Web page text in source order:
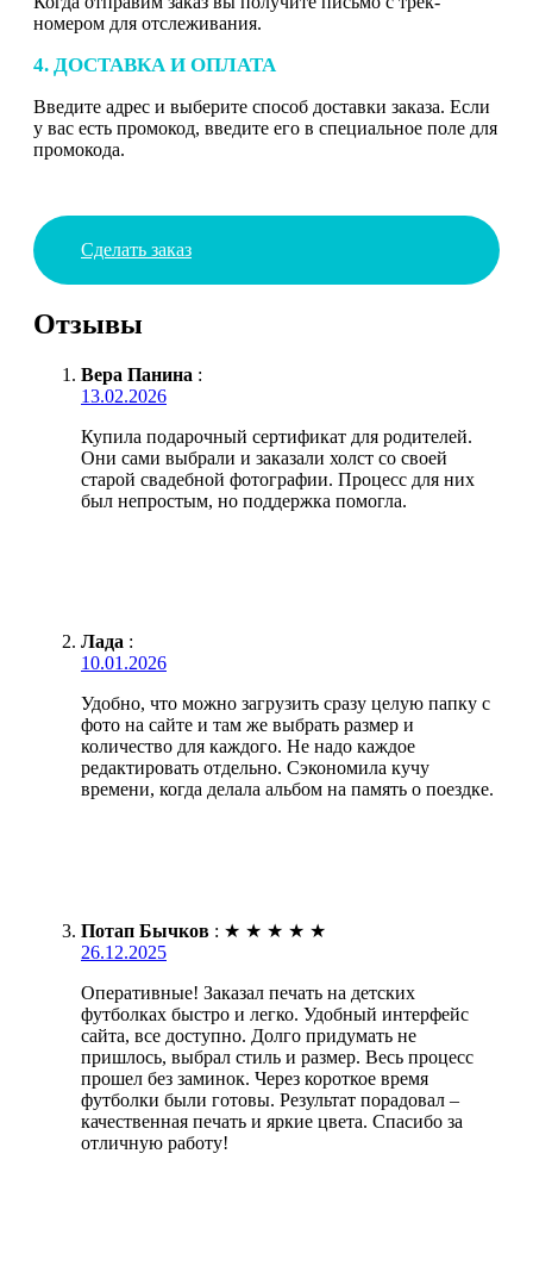
номером для отслеживания.
4. ДОСТАВКА И ОПЛАТА
Введите адрес и выберите способ доставки заказа. Если
у вас есть промокод, введите его в специальное поле для
промокода.
Сделать заказ
Отзывы
Вера Панина :
13.02.2026
Купила подарочный сертификат для родителей.
Они сами выбрали и заказали холст со своей
старой свадебной фотографии. Процесс для них
был непростым, но поддержка помогла.
Лада :
10.01.2026
Удобно, что можно загрузить сразу целую папку с
фото на сайте и там же выбрать размер и
количество для каждого. Не надо каждое
редактировать отдельно. Сэкономила кучу
времени, когда делала альбом на память о поездке.
Потап Бычков : ★ ★ ★ ★ ★
26.12.2025
Оперативные! Заказал печать на детских
футболках быстро и легко. Удобный интерфейс
сайта, все доступно. Долго придумать не
пришлось, выбрал стиль и размер. Весь процесс
прошел без заминок. Через короткое время
футболки были готовы. Результат порадовал –
качественная печать и яркие цвета. Спасибо за
отличную работу!